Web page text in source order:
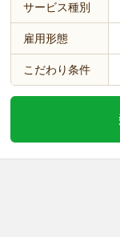
サービス種別
雇用形態
こだわり条件